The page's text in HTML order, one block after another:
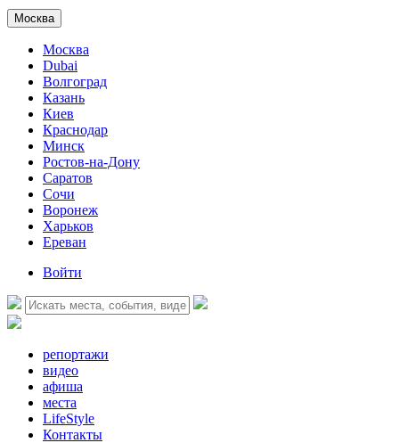
Москва
Москва
Dubai
Волгоград
Казань
Киев
Краснодар
Минск
Ростов-на-Дону
Саратов
Сочи
Воронеж
Харьков
Ереван
Войти
репортажи
видео
афиша
места
LifeStyle
Контакты